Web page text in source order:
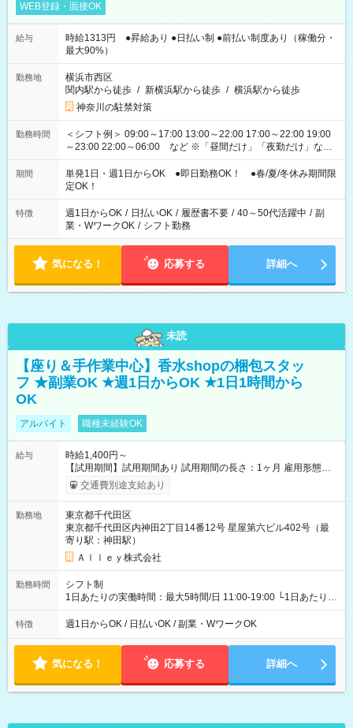
WEB登録・面接OK
給与
時給1313円 ●昇給あり ●日払い制 ●前払い制度あり（稼働分・
最大90%）
勤務地
横浜市西区
関内駅から徒歩 / 新横浜駅から徒歩 / 横浜駅から徒歩
神奈川の駐禁対策
勤務時間
＜シフト例＞ 09:00～17:00 13:00～22:00 17:00～22:00 19:00
～23:00 22:00～06:00 など ※「昼間だけ」「夜勤だけ」など
の希望OK
期間
単発1日・週1日からOK ●即日勤務OK！ ●春/夏/冬休み期間限
定OK！
特徴 週1日からOK / 日払いOK / 履歴書不要 / 40～50代活躍中 / 副
業・WワークOK / シフト勤務
気になる！ 応募する 詳細へ
未読
【座り＆手作業中心】香水shopの梱包スタッ
フ ★副業OK ★週1日からOK ★1日1時間から
OK
アルバイト 職種未経験OK
給与
時給1,400円～
【試用期間】試用期間あり 試用期間の長さ：1ヶ月 雇用形態、
給与は本採用時と同じです。
交通費別途支給あり
勤務地
東京都千代田区
東京都千代田区内神田2丁目14番12号 星屋第六ビル402号（最
寄り駅：神田駅）
Ａｌｌｅｙ株式会社
勤務時間
シフト制
1日あたりの実働時間：最大5時間/日 11:00-19:00 └1日あたりの
実働時間：1-5時間 └上記の時間帯内であれば、いつでも勤務可
能！ └平日・土曜日の中で、お好きな曜日でご勤務いただけま
18:00 などのように、自由な働き方が可能なお仕事です！
特徴 週1日からOK / 日払いOK / 副業・WワークOK
気になる！ 応募する 詳細へ